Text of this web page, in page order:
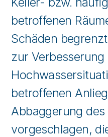
betroffenen
Schäden
zur Verbesserung
betroffenen
Abbaggerung
vorgeschlagen,